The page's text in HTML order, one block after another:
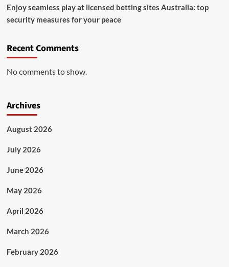
Enjoy seamless play at licensed betting sites Australia: top
security measures for your peace
Recent Comments
No comments to show.
Archives
August 2026
July 2026
June 2026
May 2026
April 2026
March 2026
February 2026